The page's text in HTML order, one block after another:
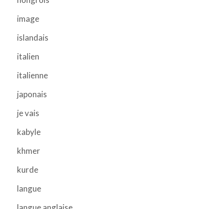
image
islandais
italien
italienne
japonais
je vais
kabyle
khmer
kurde
langue